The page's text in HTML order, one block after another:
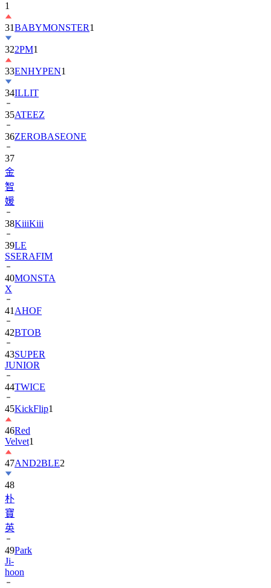
1
31BABYMONSTER1
322PM1
33ENHYPEN1
34ILLIT
35ATEEZ
36ZEROBASEONE
37
金
智
媛
38KiiiKiii
39LE
SSERAFIM
40MONSTA
X
41 AHOF
42BTOB
43SUPER
JUNIOR
44TWICE
45KickFlip1
46Red
Velvet1
47AND2BLE2
48
朴
寶
英
49Park
Ji-
hoon